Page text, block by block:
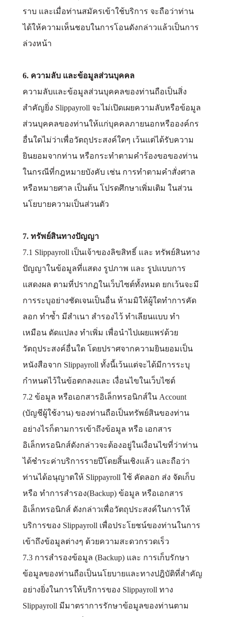
ราบ และเมื่อท่านสมัครเข้าใช้บริการ จะถือว่าท่าน
ได้ให้ความเห็นชอบในการโอนดังกล่าวแล้วเป็นการ
ล่วงหน้า
6. ความลับ และข้อมูลส่วนบุคคล
ความลับและข้อมูลส่วนบุคคลของท่านถือเป็นสิ่ง
สำคัญยิ่ง Slippayroll จะไม่เปิดเผยความลับหรือข้อมูล
ส่วนบุคคลของท่านให้แก่บุคคลภายนอกหรือองค์กร
อื่นใดไม่ว่าเพื่อวัตถุประสงค์ใดๆ เว้นแต่ได้รับความ
ยินยอมจากท่าน หรือกระทำตามคำร้องขอของท่าน
ในกรณีที่กฎหมายบังคับ เช่น การทำตามคำสั่งศาล
หรือหมายศาล เป็นต้น โปรดศึกษาเพิ่มเติม ในส่วน
นโยบายความเป็นส่วนตัว
7. ทรัพย์สินทางปัญญา
7.1 Slippayroll เป็นเจ้าของลิขสิทธิ์ และ ทรัพย์สินทาง
ปัญญาในข้อมูลที่แสดง รูปภาพ และ รูปแบบการ
แสดงผล ตามที่ปรากฏในเว็บไซต์ทั้งหมด ยกเว้นจะมี
การระบุอย่างชัดเจนเป็นอื่น ห้ามมิให้ผู้ใดทำการคัด
ลอก ทำซ้ำ มีสำเนา สำรองไว้ ทำเลียนแบบ ทำ
เหมือน ดัดแปลง ทำเพิ่ม เพื่อนำไปเผยแพร่ด้วย
วัตถุประสงค์อื่นใด โดยปราศจากความยินยอมเป็น
หนังสือจาก Slippayroll ทั้งนี้เว้นแต่จะได้มีการระบุ
กำหนดไว้ในข้อตกลงและ เงื่อนไขในเว็บไซต์
7.2 ข้อมูล หรือเอกสารอิเล็กทรอนิกส์ใน Account
(บัญชีผู้ใช้งาน) ของท่านถือเป็นทรัพย์สินของท่าน
อย่างไรก็ตามการเข้าถึงข้อมูล หรือ เอกสาร
อิเล็กทรอนิกส์ดังกล่าวจะต้องอยู่ในเงื่อนไขที่ว่าท่าน
ได้ชำระค่าบริการรายปีโดยสิ้นเชิงแล้ว และถือว่า
ท่านได้อนุญาตให้ Slippayroll ใช้ คัดลอก ส่ง จัดเก็บ
หรือ ทำการสำรอง(Backup) ข้อมูล หรือเอกสาร
อิเล็กทรอนิกส์ ดังกล่าวเพื่อวัตถุประสงค์ในการให้
บริการของ Slippayroll เพื่อประโยชน์ของท่านในการ
เข้าถึงข้อมูลต่างๆ ด้วยความสะดวกรวดเร็ว
7.3 การสำรองข้อมูล (Backup) และ การเก็บรักษา
ข้อมูลของท่านถือเป็นนโยบายและทางปฎิบัติที่สำคัญ
อย่างยิ่งในการให้บริการของ Slippayroll ทาง
Slippayroll มีมาตราการรักษาข้อมูลของท่านตาม